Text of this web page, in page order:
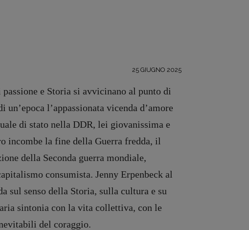
25 GIUGNO 2025
e Storia si avvicinano al punto di
l’appassionata vicenda d’amore
di stato nella DDR, lei giovanissima e
incombe la fine della Guerra fredda, il
della Seconda guerra mondiale,
consumista. Jenny Erpenbeck al
sul senso della Storia, sulla cultura e su
sintonia con la vita collettiva, con le
del coraggio.